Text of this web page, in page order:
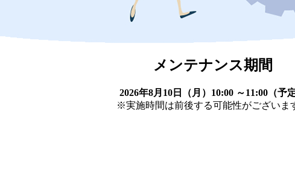
メンテナンス期間
2026年8月10日（月）10:00 ～11:00（予定
※実施時間は前後する可能性がございま